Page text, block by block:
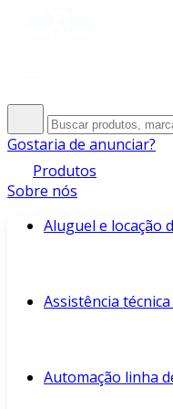
Gostaria de anunciar?
Produtos
Sobre nós
Aluguel e locação
Assistência
Automação linha